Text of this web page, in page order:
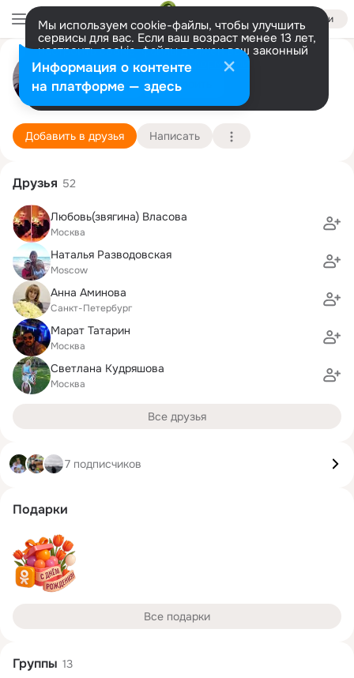
Войти
Мы используем cookie-файлы, чтобы улучшить
сервисы для вас. Если ваш возраст менее 13 лет,
настроить cookie-файлы должен ваш законный
представитель. Больше информации
Разрешить все Настроить
Анна Собиневская
Москва
11 апреля (40 лет)
156 школа (с гимназическими и
Подробнее
Добавить в друзья Написать
Друзья 52
Любовь(звягина) Власова
Москва
Наталья Разводовская
Moscow
Анна Аминова
Санкт-Петербург
Марат Татарин
Москва
Светлана Кудряшова
Москва
Все друзья
7 подписчиков
Подарки
Все подарки
Группы 13
Информация о контенте
на платформе — здесь